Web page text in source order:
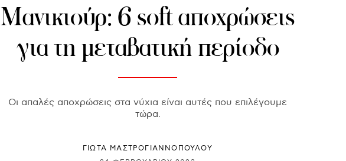
Μανικιούρ: 6 soft αποχρώσεις
για τη μεταβατική περίοδο
Οι απαλές αποχρώσεις στα νύχια είναι αυτές που επιλέγουμε
τώρα.
ΓΙΩΤΑ ΜΑΣΤΡΟΓΙΑΝΝΟΠΟΥΛΟΥ